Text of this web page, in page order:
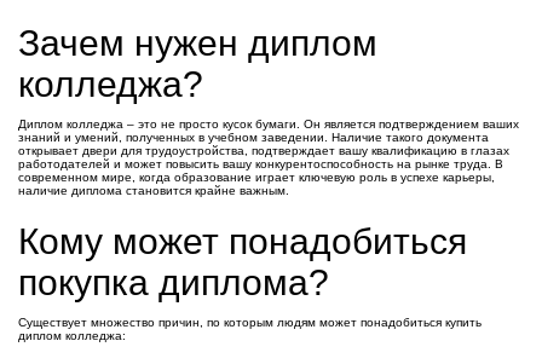
Зачем нужен диплом
колледжа?
Диплом колледжа – это не просто кусок бумаги. Он является подтверждением ваших
знаний и умений, полученных в учебном заведении. Наличие такого документа
открывает двери для трудоустройства, подтверждает вашу квалификацию в глазах
работодателей и может повысить вашу конкурентоспособность на рынке труда. В
современном мире, когда образование играет ключевую роль в успехе карьеры,
наличие диплома становится крайне важным.
Кому может понадобиться
покупка диплома?
Существует множество причин, по которым людям может понадобиться купить
диплом колледжа: